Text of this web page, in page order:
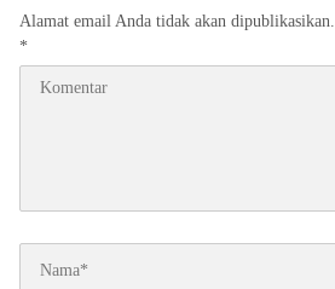
Alamat email Anda tidak akan dipublikasikan.
*